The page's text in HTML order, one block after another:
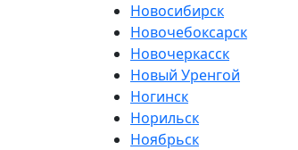
Новосибирск
Новочебоксарск
Новочеркасск
Новый Уренгой
Ногинск
Норильск
Ноябрьск